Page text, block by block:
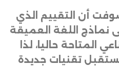
أن التقييم الذي
نماذج اللغة العميقة
المتاحة حاليا، لذا
تقنيات جديدة